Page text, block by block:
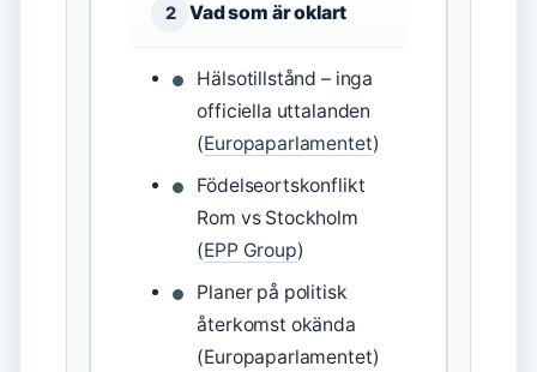
2 Vad som är oklart
Hälsotillstånd – inga
officiella uttalanden
(Europaparlamentet)
Födelseortskonflikt
Rom vs Stockholm
(EPP Group)
Planer på politisk
återkomst okända
(Europaparlamentet)